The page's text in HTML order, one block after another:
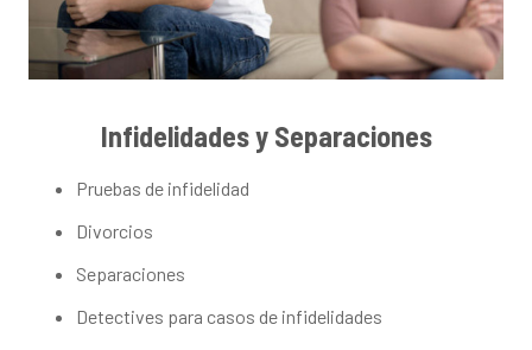
Infidelidades y Separaciones
Pruebas de infidelidad
Divorcios
Separaciones
Detectives para casos de infidelidades